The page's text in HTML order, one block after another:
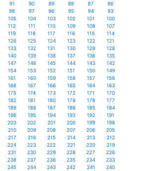
86
87
88
89
90
91
93
94
95
96
97
98
100
101
102
103
104
105
107
108
109
110
111
112
114
115
116
117
118
119
121
122
123
124
125
126
128
129
130
131
132
133
135
136
137
138
139
140
142
143
144
145
146
147
149
150
151
152
153
154
156
157
158
159
160
161
163
164
165
166
167
168
170
171
172
173
174
175
177
178
179
180
181
182
184
185
186
187
188
189
191
192
193
194
195
196
198
199
200
201
202
203
205
206
207
208
209
210
212
213
214
215
216
217
219
220
221
222
223
224
226
227
228
229
230
231
233
234
235
236
237
238
240
241
242
243
244
245